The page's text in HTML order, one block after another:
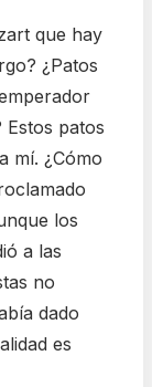
que hay
¿Patos
patos
mí. ¿Cómo
los
a las
no
dado
es